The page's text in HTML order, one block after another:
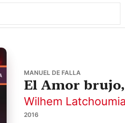
MANUEL DE FALLA
El Amor brujo,
Wilhem Latchoumia
2016